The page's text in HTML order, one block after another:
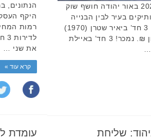
היקף
את שני …
קרא עוד »
סיכום עסקאות הנדל"ן לחודש אוקטובר 2025 באור יהודה חושף שוק
בעיר לבין הבנייה
החדשה בשכונות המתפתחות. אור יהודה: 3 חד’ ביאיר שטרן (1970)
קומה 4/4, 63 מ”ר. נמכרה בכ- 1.63 מיליון ₪. נמכר! 3 חד’ באיילת
עומדת
שליחת